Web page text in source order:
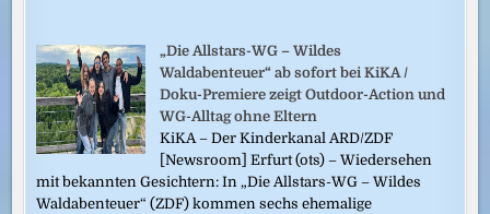
„Die Allstars-WG – Wildes
Waldabenteuer“ ab sofort bei KiKA /
Doku-Premiere zeigt Outdoor-Action und
WG-Alltag ohne Eltern
KiKA – Der Kinderkanal ARD/ZDF
[Newsroom] Erfurt (ots) – Wiedersehen
mit bekannten Gesichtern: In „Die Allstars-WG – Wildes
Waldabenteuer“ (ZDF) kommen sechs ehemalige